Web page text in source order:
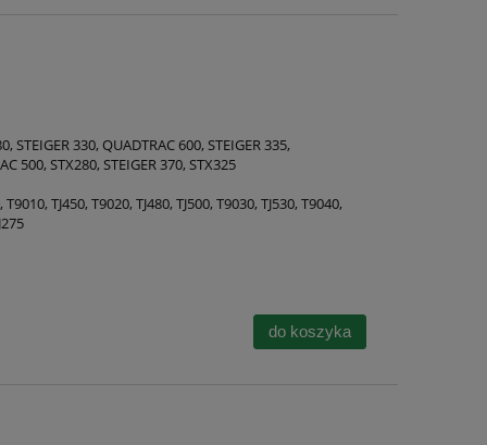
STEIGER 330, QUADTRAC 600, STEIGER 335,
500, STX280, STEIGER 370, STX325
TJ450, T9020, TJ480, TJ500, T9030, TJ530, T9040,
do koszyka